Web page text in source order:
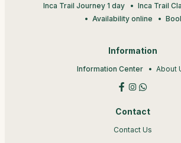
Inca Trail Journey 1 day
Inca Trail
Availability online
Information
Information Center About
Contact
Contact Us